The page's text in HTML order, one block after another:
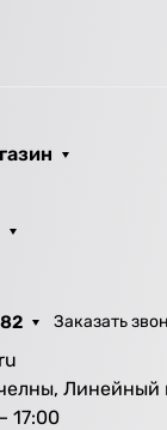
Заказать
Линейный
17:00